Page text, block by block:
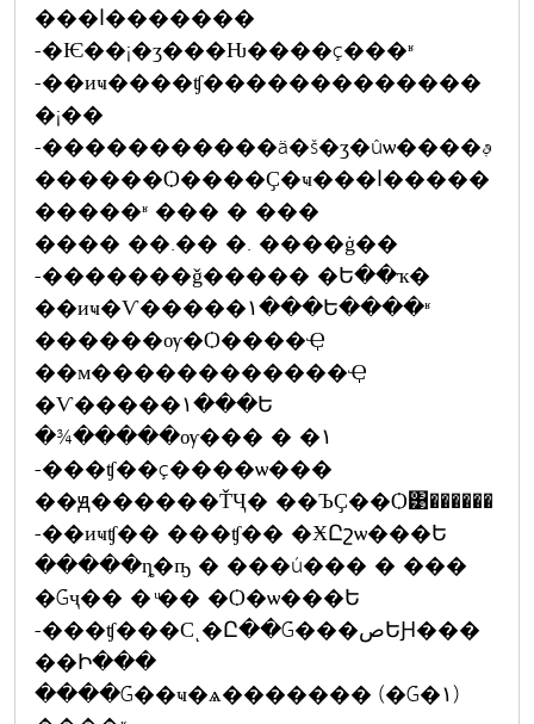
���ا�������
-�Ѥ��¡�ӡ���Ƕ����ç���ʶ
-��иҹ����ʧ�������������
�¡��
-�����������ä�š�ӡ�ûѡ����ࢵ
������Ѻ����Ҫ�ҹ���ا�����
�����ʶ ��� � ���
���� ��.�� �. ����ġ��
-�������ǧ����� �Ե��ҡ�
��иҹ�Ѵ�����١���Ե����ʶ
������ѹ�Ѻ����Ҿ
��м������������Ҿ
�Ѵ�����١���Ե
�¾�����ѹ��� � �١
-���ʧ��ç����ѡ���
��ԭ������ŤҶ� ��ЪҪ��Ѻ͹������
-��иҹʧ�� ���ʧ�� �ӾԸշѡ���Ե
�����ȵ�ҧ � ���ú��� � ���
�Ǵҷ�� � ͧ�� �Ѻ�ѡ���Ե
-���ʧ���Сͺ�Ը��Ǵ���صԵԨ���
��Ի���
����Ǵ��ҹ�ѧ������� (�Ǵ�١)